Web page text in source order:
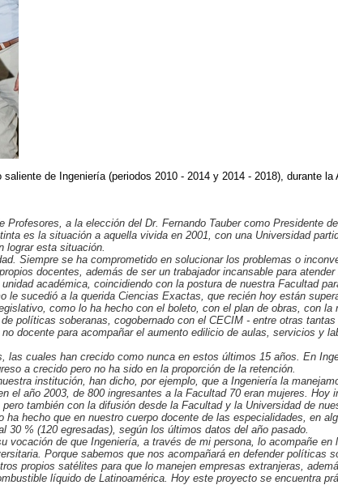
de Ingeniería (periodos 2010 - 2014 y 2014 - 2018), durante
a la elección del Dr. Fernando Tauber como Presidente
es la situación a aquella vivida en 2001, con una Universidad
lograr esta situación.
Siempre se ha comprometido en solucionar los problemas o
docentes, además de ser un trabajador incansable para
académica, coincidiendo con la postura de nuestra Facultad
sucedió a la querida Ciencias Exactas, que recién hoy están
como lo ha hecho con el boleto, con el plan de obras, con
políticas soberanas, cogobernado con el CECIM - entre otras tantas
docente para acompañar el aumento edilicio de aulas, servicios y
cuales han crecido como nunca en estos últimos 15 años. En
a crecido pero no ha sido en la proporción de la retención.
institución, han dicho, por ejemplo, que a Ingeniería la
año 2003, de 800 ingresantes a la Facultad 70 eran mujeres. Hoy
también con la difusión desde la Facultad y la Universidad de
hecho que en nuestro cuerpo docente de las especialidades, en
% (120 egresadas), según los últimos datos del año pasado.
de que Ingeniería, a través de mi persona, lo acompañe
Porque sabemos que nos acompañará en defender políticas
propios satélites para que lo manejen empresas extranjeras,
líquido de Latinoamérica. Hoy este proyecto se encuentra